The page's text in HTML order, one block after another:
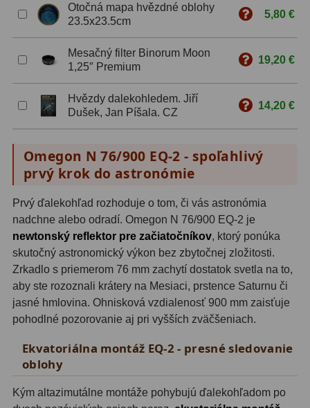
Ostatné 30
Barlow65
Filtre181
Mesačné a polarizačné 23
CLS a UHC14
Širokopásmové 2
OIII21
Hβ4
SII2
Planetárne7
Farebné66
Otočná mapa hvězdné oblohy
23.5x23.5cm
5,80 €
Mesačný filter Binorum Moon
1,25″ Premium
19,20 €
Hvězdy dalekohledem. Jiří
Dušek, Jan Píšala. CZ
14,20 €
Omegon N 76/900 EQ-2 - spoľahlivý
prvý krok do astronómie
Prvý ďalekohľad rozhoduje o tom, či vás astronómia
nadchne alebo odradí. Omegon N 76/900 EQ-2 je
newtonský reflektor pre začiatočníkov, ktorý ponúka
skutočný astronomický výkon bez zbytočnej zložitosti.
Zrkadlo s priemerom 76 mm zachytí dostatok svetla na to,
aby ste rozoznali krátery na Mesiaci, prstence Saturnu či
jasné hmlovina. Ohnisková vzdialenosť 900 mm zaisťuje
pohodlné pozorovanie aj pri vyšších zväčšeniach.
Ekvatoriálna montáž EQ-2 - presné sledovanie
oblohy
Kým altazimutálne montáže pohybujú ďalekohľadom po